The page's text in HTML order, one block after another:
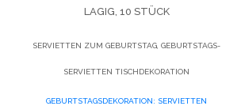
LAGIG, 10 STÜCK
SERVIETTEN ZUM GEBURTSTAG, GEBURTSTAGS-
SERVIETTEN TISCHDEKORATION
GEBURTSTAGSDEKORATION: SERVIETTEN